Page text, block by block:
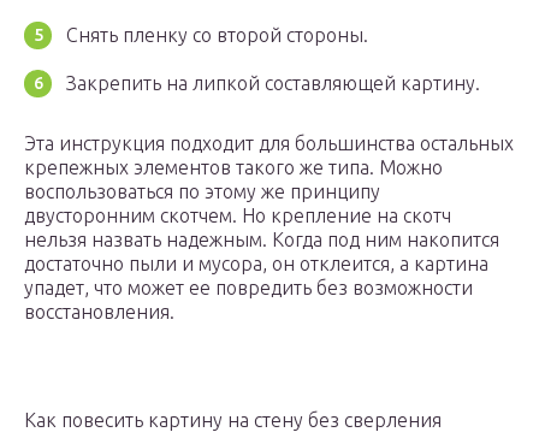
Снять пленку со второй стороны.
Закрепить на липкой составляющей картину.
Эта инструкция подходит для большинства остальных
крепежных элементов такого же типа. Можно
воспользоваться по этому же принципу
двусторонним скотчем. Но крепление на скотч
нельзя назвать надежным. Когда под ним накопится
достаточно пыли и мусора, он отклеится, а картина
упадет, что может ее повредить без возможности
восстановления.
Как повесить картину на стену без сверления